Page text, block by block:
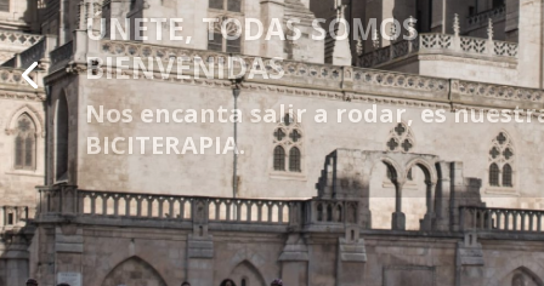
ÚNETE, TODAS SOMOS
BIENVENIDAS
Nos encanta salir a rodar, es
BICITERAPIA.